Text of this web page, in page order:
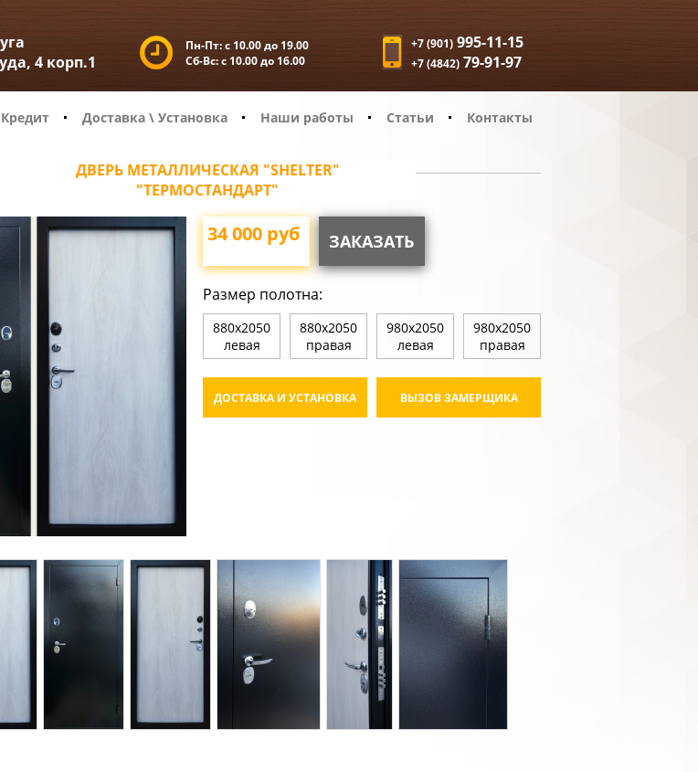
4 корп.1
Пн-Пт:с 10.00 до 19.00
Сб-Вс:с 10.00 до 16.00
+7 (901) 995-11-15
+7 (4842) 79-91-97
Доставка \ Установка Наши работы Статьи Контакты
ДВЕРЬ МЕТАЛЛИЧЕСКАЯ "SHELTER"
"ТЕРМОСТАНДАРТ"
34 000 руб ЗАКАЗАТЬ
Размер полотна:
880х2050
левая
880х2050
правая
980х2050
левая
980х2050
правая
ДОСТАВКА И УСТАНОВКА ВЫЗОВ ЗАМЕРЩИКА